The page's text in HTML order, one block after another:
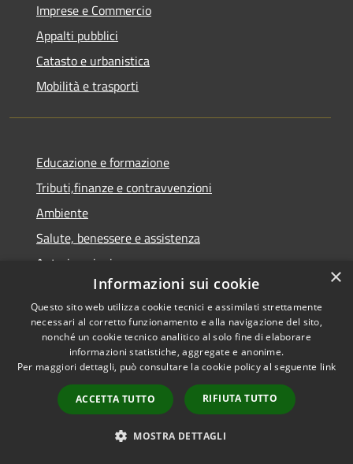
Imprese e Commercio
Appalti pubblici
Catasto e urbanistica
Mobilità e trasporti
Educazione e formazione
Tributi,finanze e contravvenzioni
Ambiente
Salute, benessere e assistenza
Autorizzazioni
Agricoltura e pesca
NOVITÀ
Notizie
Comunicati
Avvisi
×
Informazioni sui cookie
Questo sito web utilizza cookie tecnici e assimilati strettamente
necessari al corretto funzionamento e alla navigazione del sito,
nonché un cookie tecnico analitico al solo fine di elaborare
informazioni statistiche, aggregate e anonime.
Per maggiori dettagli, può consultare la cookie policy al seguente link
ACCETTA TUTTO RIFIUTA TUTTO
MOSTRA DETTAGLI